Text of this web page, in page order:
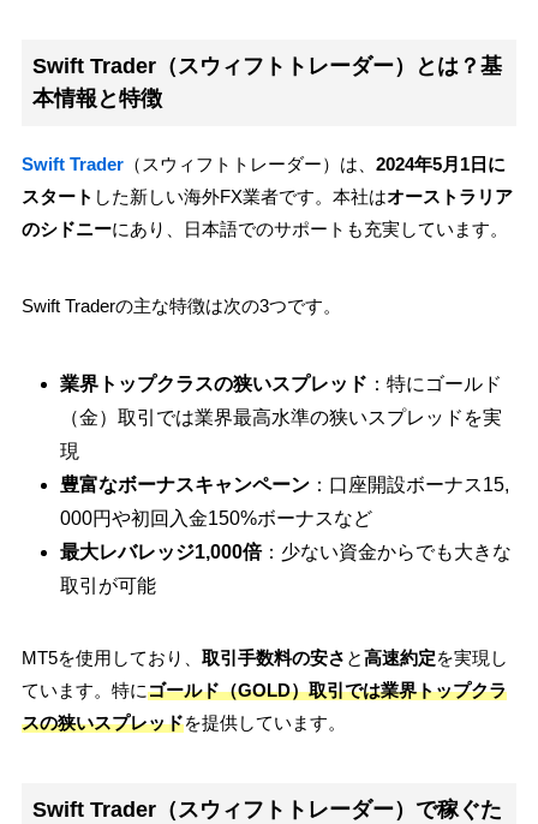
Swift Trader（スウィフトトレーダー）とは？基
本情報と特徴
Swift Trader（スウィフトトレーダー）は、 2024年5月1日に
スタート した新しい海外FX業者です。本社はオーストラリア
のシドニーにあり、日本語でのサポートも充実しています。
Swift Traderの主な特徴は次の3つです。
業界トップクラスの狭いスプレッド ：特にゴールド
（金）取引では業界最高水準の狭いスプレッドを実
現
豊富なボーナスキャンペーン：口座開設ボーナス15,
000円や初回入金150%ボーナスなど
最大レバレッジ1,000倍：少ない資金からでも大きな
取引が可能
MT5を使用しており、 取引手数料の安さ と高速約定を実現し
ています。特にゴールド（GOLD）取引では業界トップクラ
スの狭いスプレッドを提供しています。
Swift Trader（スウィフトトレーダー）で稼ぐた